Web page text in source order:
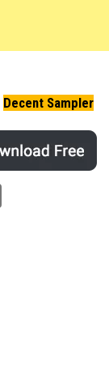
Decent Sampler